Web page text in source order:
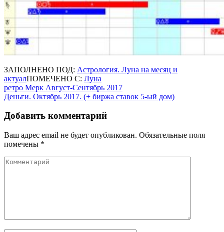
ЗАПОЛНЕНО ПОД: Астрология. Луна на месяц и
актуалПОМЕЧЕНО С: Луна
Навигация
по
записям
ретро Мерк Август-Сентябрь 2017
Деньги. Октябрь 2017. (+ биржа ставок 5-ый дом)
Добавить комментарий
Ваш адрес email не будет опубликован. Обязательные поля
помечены *
Комментарий